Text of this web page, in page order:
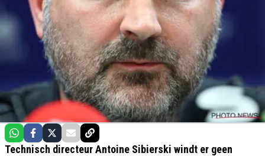
Technisch directeur Antoine Sibierski windt er geen